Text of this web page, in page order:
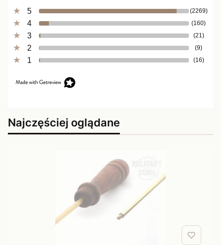
5
(2269)
4 (160)
3 (21)
2 (9)
1 (16)
Najczęściej oglądane